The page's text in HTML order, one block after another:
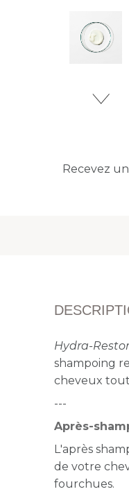
Recevez
Hydra-
shampoing
cheveux
---
Après-
L'après
de votre
fourchues.